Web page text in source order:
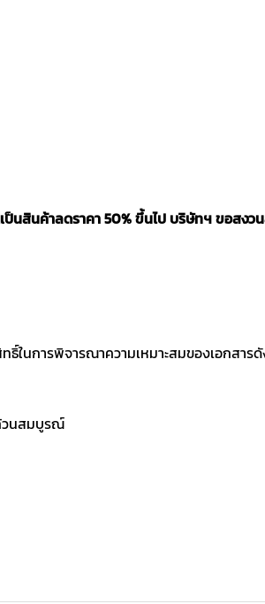
นสินค้าลดราคา 50% ขึ้นไป บริษัทฯ ขอสงว
ในการพิจารณาความเหมาะสมของเอกสาร
วนสมบูรณ์